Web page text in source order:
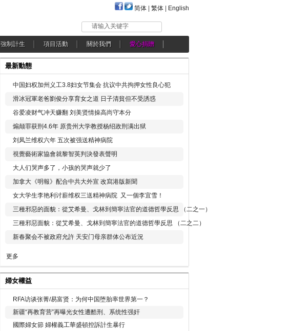
简体 繁体 English
请输入关键字
強制計生 項目活動 關於我們 愛心捐贈
最新動態
中国妇权加州义工3.8妇女节集会 抗议中共拘押女性良心犯
滑冰冠軍老爸劉俊分享育女之道 日子清貧但不受誘惑
谷爱凌财气冲天赚翻 刘美贤情操高尚守本分
煽颠罪获刑4.6年 原贵州大学教授杨绍政刑满出狱
刘凤兰维权六年 五次被强送精神病院
視覺藝術家協會就黎智英判決發表聲明
大人们哭声多了，小孩的哭声就少了
加拿大《明報》配合中共大外宣 改寫港版新聞
女大学生李艳利讨薪维权三送精神病院 又一個李宜雪！
三種邪惡的面貌：從艾希曼、戈林到簡寧法官的道德哲學反思 （二之一）
三種邪惡面貌：從艾希曼、戈林到簡寧法官的道德哲學反思 （二之二）
新春聚会不被政府允許 天安门母亲群体公布近況
更多
婦女權益
RFA访谈张菁/易富贤：为何中国堕胎率世界第一？
新疆“再教育营”再曝光女性遭酷刑、系统性强奸
國際婦女節 婦權義工華盛頓控訴計生暴行